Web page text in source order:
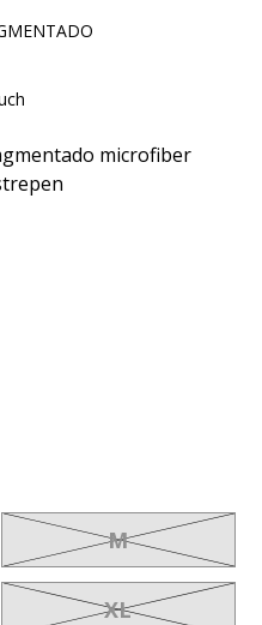
microfiber
M
XL